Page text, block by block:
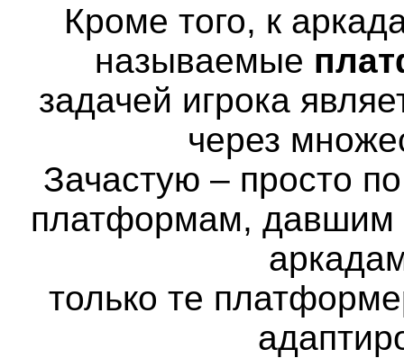
Кроме того, к
называемые
задачей игрока
через
Зачастую – просто
платформам, давшим
только те